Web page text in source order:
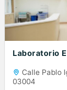
Laboratorio
Calle Pablo
03004